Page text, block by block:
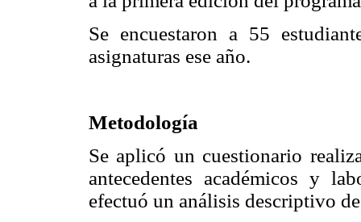
Se encuestaron a 55
asignaturas ese año.
Metodología
Se aplicó un cuestionario
antecedentes académicos y
efectuó un análisis descriptivo